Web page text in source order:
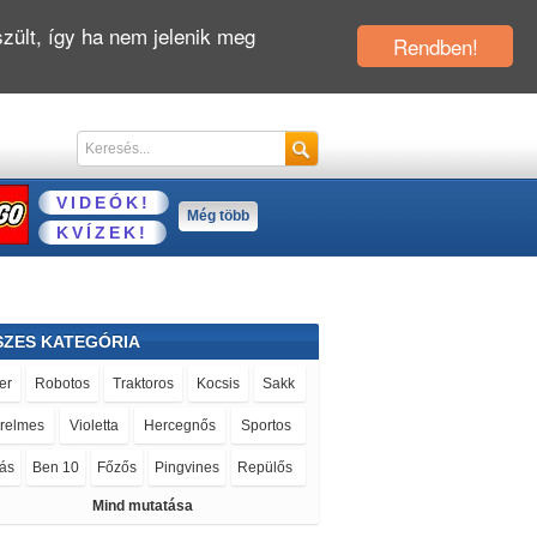
VIDEÓK!
KVÍZEK!
Még több
KATEGÓRIA
Robotos Traktoros Kocsis Sakk
Violetta Hercegnős Sportos
Ben 10 Főzős Pingvines Repülős
Letöltős Vicces
Mind mutatása
Rendben!
így ha nem jelenik meg